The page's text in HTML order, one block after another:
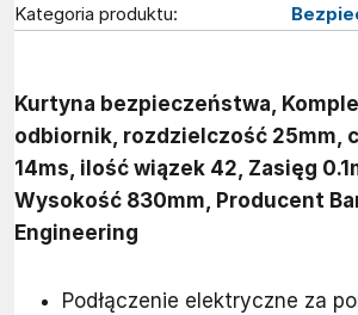
Kategoria produktu:
Kurtyna bezpieczeństwa,
odbiornik, rozdzielczość 25mm,
14ms, ilość wiązek 42, Zasięg
Wysokość 830mm, Producent
Engineering
Podłączenie elektryczne za